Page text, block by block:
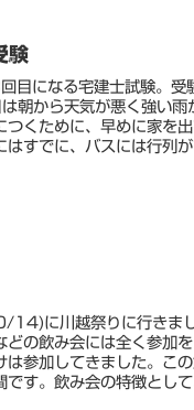
験
目になる宅建士試験。受
から天気が悪く強い雨
つくために、早めに家を
すでに、バスには行列
14)に川越祭りに行きま
どの飲み会には全く参加
は参加してきました。こ
です。飲み会の特徴とし